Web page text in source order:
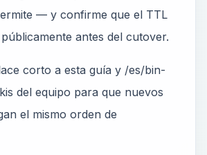
— y confirme que el TTL
antes del cutover.
corto a esta guía y /es/bin-
del equipo para que nuevos
el mismo orden de